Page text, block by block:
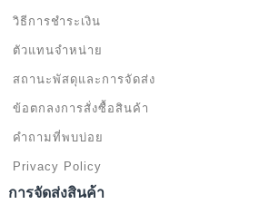
วิธีการชำระเงิน
ตัวแทนจำหน่าย
สถานะพัสดุและการจัดส่ง
ข้อตกลงการสั่งซื้อสินค้า
คำถามที่พบบ่อย
Privacy Policy
การจัดส่งสินค้า